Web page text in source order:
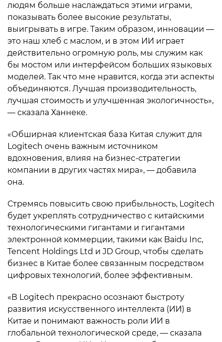
людям больше наслаждаться этими играми,
показывать более высокие результаты,
выигрывать в игре. Таким образом, инновации —
это наш хлеб с маслом, и в этом ИИ играет
действительно огромную роль, мы служим как
бы мостом или интерфейсом больших языковых
моделей. Так что мне нравится, когда эти аспекты
объединяются. Лучшая производительность,
лучшая стоимость и улучшенная экологичность»,
— сказала Ханнеке.
«Обширная клиентская база Китая служит для
Logitech очень важным источником
вдохновения, влияя на бизнес-стратегии
компании в других частях мира», — добавила
она.
Стремясь повысить свою прибыльность, Logitech
будет укреплять сотрудничество с китайскими
технологическими гигантами и гигантами
электронной коммерции, такими как Baidu Inc,
Tencent Holdings Ltd и JD Group, чтобы сделать
бизнес в Китае более связанным посредством
цифровых технологий, более эффективным.
«В Logitech прекрасно осознают быстроту
развития искусственного интеллекта (ИИ) в
Китае и понимают важность роли ИИ в
глобальной технологической среде, — сказала